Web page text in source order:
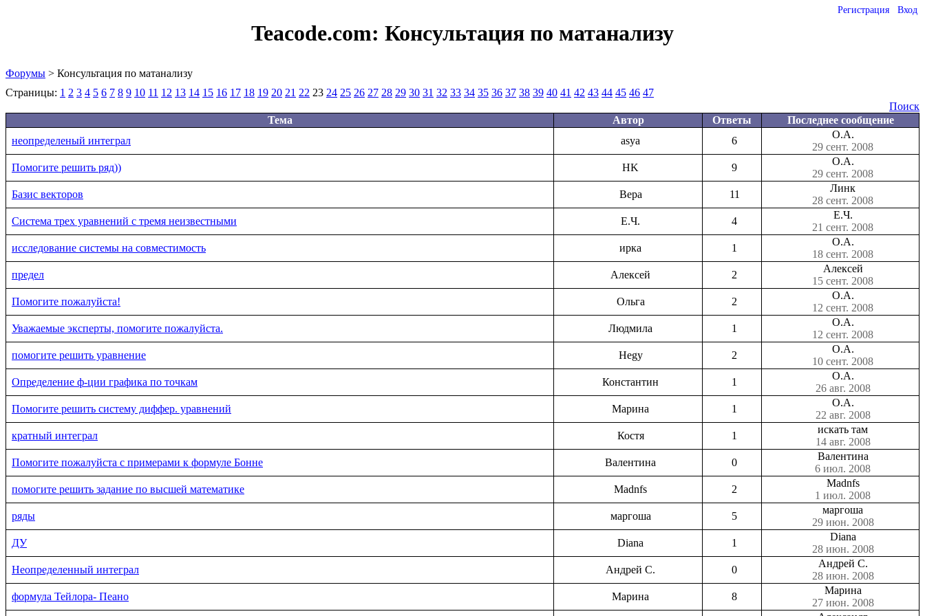
Регистрация Вход
Teacode.com: Консультация по матанализу
Форумы > Консультация по матанализу
Страницы: 1 2 3 4 5 6 7 8 9 10 11 12 13 14 15 16 17 18 19 20 21 22 23 24 25 26 27 28 29 30 31 32 33 34 35 36 37 38 39 40 41 42 43 44 45 46 47
Поиск
Тема
Автор Ответы
Последнее сообщение
неопределеный интеграл
asya 6
О.А.
29 сент. 2008
Помогите решить ряд))
HK 9
О.А.
29 сент. 2008
Базис векторов
Вера 11
Линк
28 сент. 2008
Система трех уравнений с тремя неизвестными
Е.Ч. 4
Е.Ч.
21 сент. 2008
исследование системы на совместимость
ирка 1
О.А.
18 сент. 2008
предел
Алексей 2
Алексей
15 сент. 2008
Помогите пожалуйста!
Ольга 2
О.А.
12 сент. 2008
Уважаемые эксперты, помогите пожалуйста.
Людмила 1
О.А.
12 сент. 2008
помогите решить уравнение
Hegy 2
О.А.
10 сент. 2008
Определение ф-ции графика по точкам
Константин 1
О.А.
26 авг. 2008
Помогите решить систему диффер. уравнений
Марина 1
О.А.
22 авг. 2008
кратный интеграл
Костя 1
искать там
14 авг. 2008
Помогите пожалуйста с примерами к формуле Бонне
Валентина 0
Валентина
6 июл. 2008
помогите решить задание по высшей математике
Madnfs 2
Madnfs
1 июл. 2008
ряды
маргоша 5
маргоша
29 июн. 2008
ДУ
Diana 1
Diana
28 июн. 2008
Неопределенный интеграл
Андрей С. 0
Андрей С.
28 июн. 2008
формула Тейлора- Пеано
Марина 8
Марина
27 июн. 2008